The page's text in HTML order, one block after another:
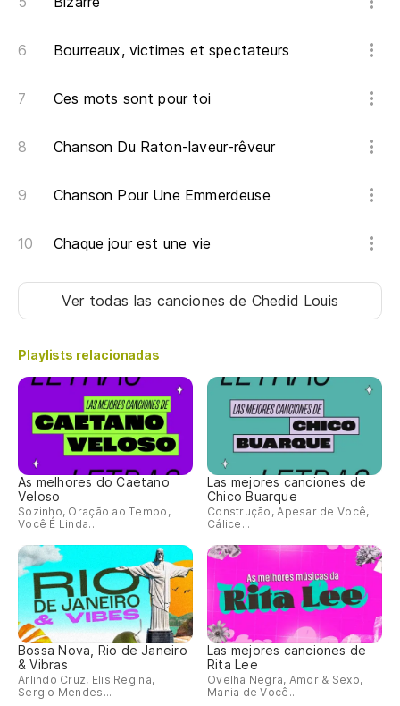
Bourreaux, victimes et spectateurs
Ces mots sont pour toi
Chanson Du Raton-laveur-rêveur
Chanson Pour Une Emmerdeuse
Chaque jour est une vie
Ver todas las cancionesde Chedid Louis
Playlists relacionadas
As melhores do Caetano
Veloso
Sozinho, Oração ao Tempo,
Você É Linda...
Las mejores canciones de
Chico Buarque
Construção, Apesar de Você,
Cálice...
Bossa Nova, Rio de Janeiro
& Vibras
Arlindo Cruz, Elis Regina,
Sergio Mendes...
Las mejores canciones de
Rita Lee
Ovelha Negra, Amor & Sexo,
Mania de Você...